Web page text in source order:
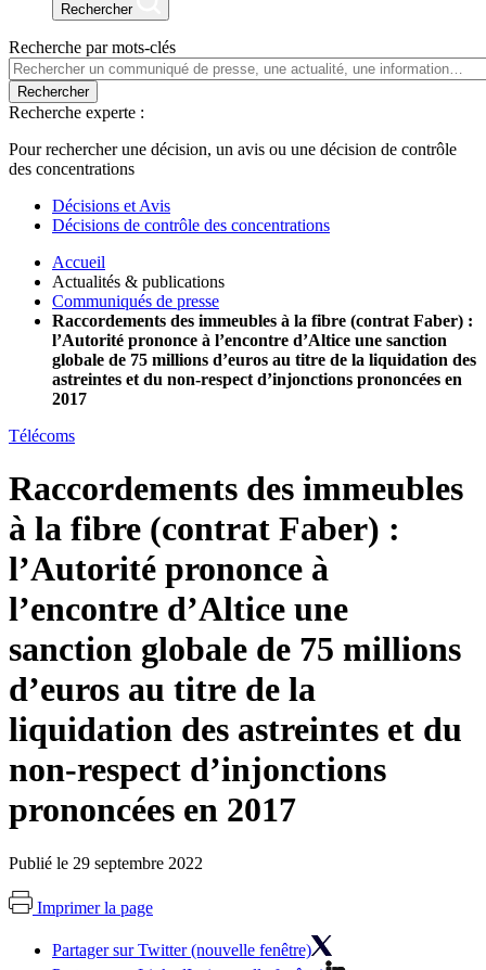
Rechercher
Recherche par mots-clés
Rechercher
Recherche experte :
Pour rechercher une décision, un avis ou une décision de contrôle
des concentrations
Décisions et Avis
Décisions de contrôle des concentrations
Accueil
Actualités & publications
Communiqués de presse
Raccordements des immeubles à la fibre (contrat Faber) :
l’Autorité prononce à l’encontre d’Altice une sanction
globale de 75 millions d’euros au titre de la liquidation des
astreintes et du non-respect d’injonctions prononcées en
2017
Télécoms
Raccordements des immeubles
à la fibre (contrat Faber) :
l’Autorité prononce à
l’encontre d’Altice une
sanction globale de 75 millions
d’euros au titre de la
liquidation des astreintes et du
non-respect d’injonctions
prononcées en 2017
Publié le 29 septembre 2022
Imprimer la page
Partager sur Twitter (nouvelle fenêtre)